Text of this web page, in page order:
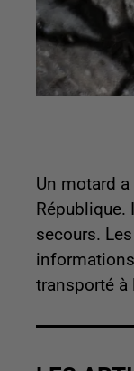
Un motard
secours.
transporté à